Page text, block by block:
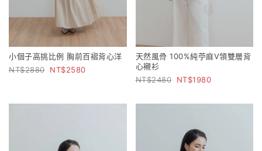
小個子高挑比例 胸前百褶背心洋
2880
2580
天然風骨 100%純苧麻V領雙層背
心襯衫
2480
1980